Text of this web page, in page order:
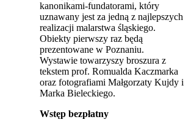
kanonikami-fundatorami, który
uznawany jest za jedną z najlepszych
realizacji malarstwa śląskiego.
Obiekty pierwszy raz będą
prezentowane w Poznaniu.
Wystawie towarzyszy broszura z
tekstem prof. Romualda Kaczmarka
oraz fotografiami Małgorzaty Kujdy i
Marka Bieleckiego.
Wstęp bezpłatny